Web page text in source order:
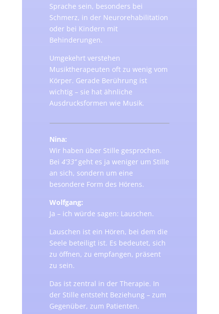
Sprache sein, besonders bei
Schmerz, in der Neurorehabilitation
oder bei Kindern mit
Behinderungen.
Umgekehrt verstehen
Musiktherapeuten oft zu wenig vom
Körper. Gerade Berührung ist
wichtig – sie hat ähnliche
Ausdrucksformen wie Musik.
Nina:
Wir haben über Stille gesprochen.
Bei 4’33’’geht es ja weniger um Stille
an sich, sondern um eine
besondere Form des Hörens.
Wolfgang:
Ja – ich würde sagen: Lauschen.
Lauschen ist ein Hören, bei dem die
Seele beteiligt ist. Es bedeutet, sich
zu öffnen, zu empfangen, präsent
zu sein.
Das ist zentral in der Therapie. In
der Stille entsteht Beziehung – zum
Gegenüber, zum Patienten.